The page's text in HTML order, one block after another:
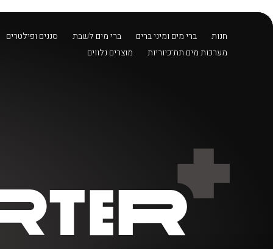
חנות ברי מים ומיני ברים ברי מים לשבת
סננים ופילטרים
מערכות מים תת־כיוריות
מוצרים נלווים